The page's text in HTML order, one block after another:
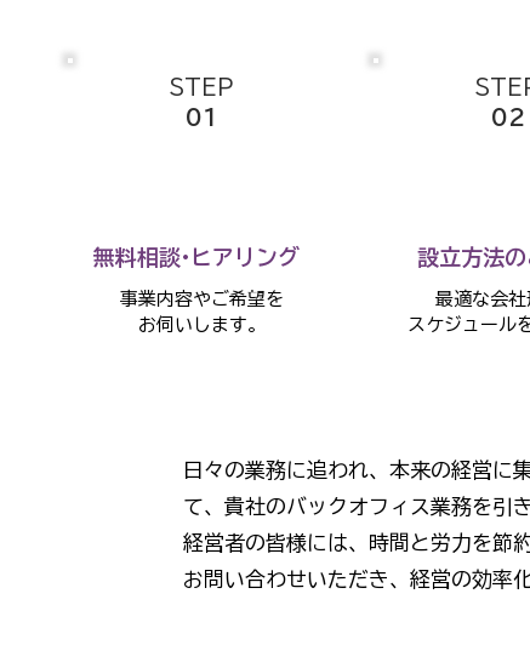
STEP
01
無料相談·ヒアリング
事業内容やご希望を
お伺いします。
02
設立方法
最適な会社
スケジュール
日々の業務に追われ、本来の経営に
て、貴社のバックオフィス業務を引
経営者の皆様には、時間と労力を節
お問い合わせいただき、経営の効率